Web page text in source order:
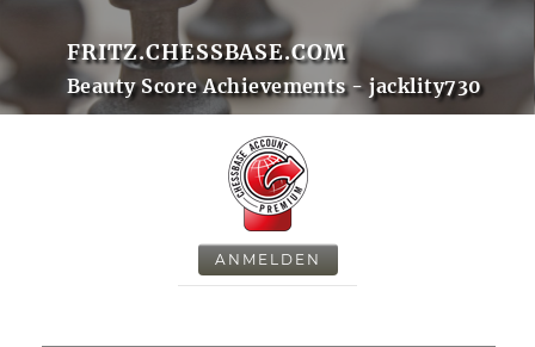
FRITZ.CHESSBASE.COM
Beauty Score Achievements - jacklity730
ANMELDEN